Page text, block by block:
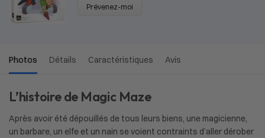
Prévenez-moi
Photos Détails Caractéristiques Avis
L’histoire de Magic Maze
Après avoir été dépouillés de tous leurs biens, une magicienne,
un barbare, un elfe et un nain se voient contraints d’aller dérober